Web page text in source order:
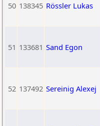
50 138345 Rössler Lukas
51 133681 Sand Egon
52 137492 Sereinig Alexej